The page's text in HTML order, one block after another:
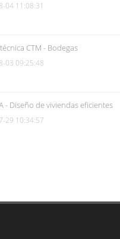
04 11:08:31
CTM - Bodegas
03 09:25:48
- Diseño de viviendas eficientes
29 10:34:57